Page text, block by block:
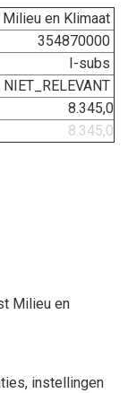
en Klimaat
354870000
I-subs
NIET_RELEVANT
8.345,0
8.345,0
Milieu en
instellingen